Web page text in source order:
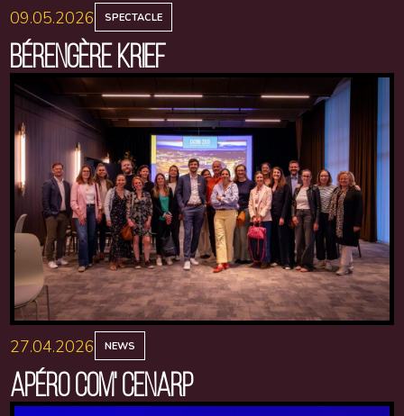
09.05.2026 SPECTACLE
BÉRENGÈRE KRIEF
27.04.2026 NEWS
APÉRO COM' CENARP